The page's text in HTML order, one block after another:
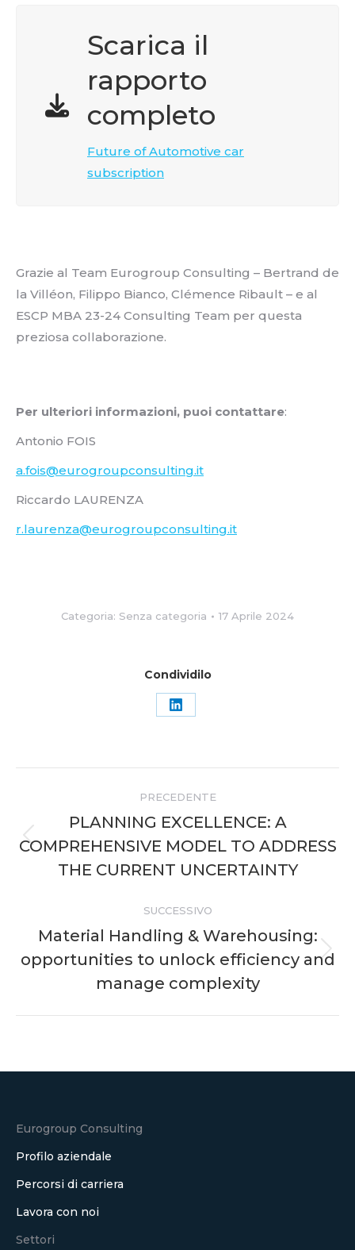
Scarica il
rapporto
completo
Future of Automotive car
subscription
Grazie al Team Eurogroup Consulting – Bertrand de
la Villéon, Filippo Bianco, Clémence Ribault – e al
ESCP MBA 23-24 Consulting Team per questa
preziosa collaborazione.
Per ulteriori informazioni, puoi contattare:
Antonio FOIS
a.fois@eurogroupconsulting.it
Riccardo LAURENZA
r.laurenza@eurogroupconsulting.it
Categoria: Senza categoria 17 Aprile 2024
Condividilo
Condividi
tra
i
PRECEDENTE
Post
precedente:
PLANNING EXCELLENCE: A
COMPREHENSIVE MODEL TO ADDRESS
THE CURRENT UNCERTAINTY
SUCCESSIVO
Prossimo
post:
Material Handling & Warehousing:
opportunities to unlock efficiency and
manage complexity
Eurogroup Consulting
Profilo aziendale
Percorsi di carriera
Lavora con noi
Settori